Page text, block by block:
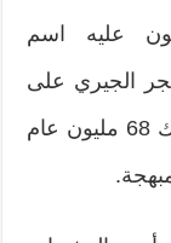
عليه اسم
الجيري على
ضفة نهر بكندا حيث ظلت مطمورة هناك 68 مليون عام